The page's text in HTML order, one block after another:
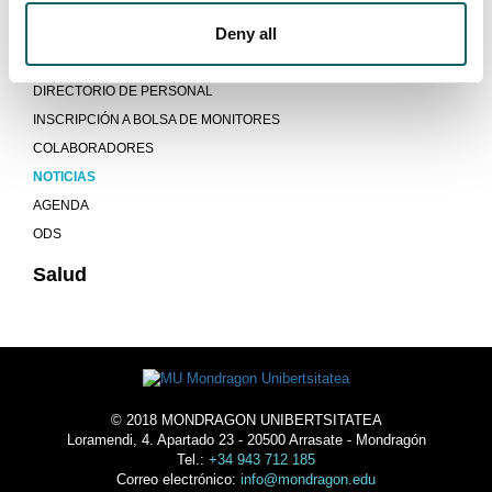
Deny all
LOCALIZACIÓN Y CONTACTO POR FACULTADES
CRÉDITOS ECTS POR ACTIVIDADES DEPORTIVAS
IDEARIO Y MEMORIA ANUAL
DIRECTORIO DE PERSONAL
INSCRIPCIÓN A BOLSA DE MONITORES
COLABORADORES
NOTICIAS
AGENDA
ODS
Salud
© 2018 MONDRAGON UNIBERTSITATEA
Loramendi, 4. Apartado 23 - 20500 Arrasate - Mondragón
Tel.: +34 943 712 185
Correo electrónico: info@mondragon.edu